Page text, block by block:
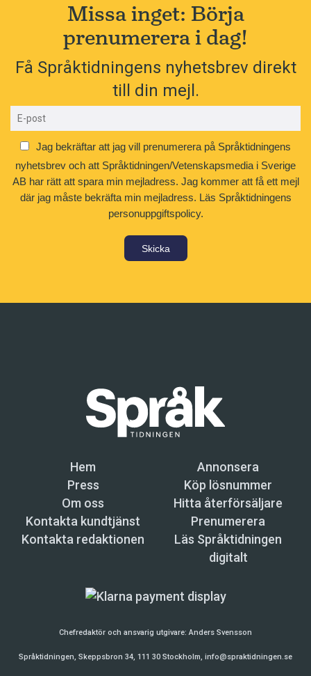
Missa inget: Börja
prenumerera i dag!
Få Språktidningens nyhetsbrev direkt
till din mejl.
Jag bekräftar att jag vill prenumerera på Språktidningens
nyhetsbrev och att Språktidningen/Vetenskapsmedia i Sverige
AB har rätt att spara min mejladress. Jag kommer att få ett mejl
där jag måste bekräfta min mejladress. Läs Språktidningens
personuppgiftspolicy.
Skicka
Hem
Annonsera
Press
Köp lösnummer
Om oss
Hitta återförsäljare
Kontakta kundtjänst
Prenumerera
Kontakta redaktionen
Läs Språktidningen
digitalt
Chefredaktör och ansvarig utgivare:Anders Svensson
Språktidningen, Skeppsbron 34, 111 30 Stockholm, info@spraktidningen.se